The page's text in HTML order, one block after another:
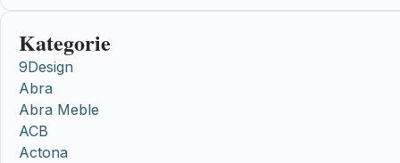
Kategorie
9Design
Abra
Abra Meble
ACB
Actona